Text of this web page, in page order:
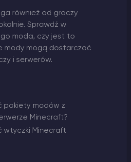
również od graczy
Sprawdź w
moda, czy jest to
mody mogą dostarczać
i serwerów.
pakiety modów z
Minecraft?
wtyczki Minecraft